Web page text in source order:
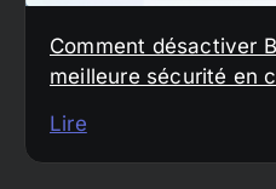
Comment désactiver
meilleure sécurité en
Lire